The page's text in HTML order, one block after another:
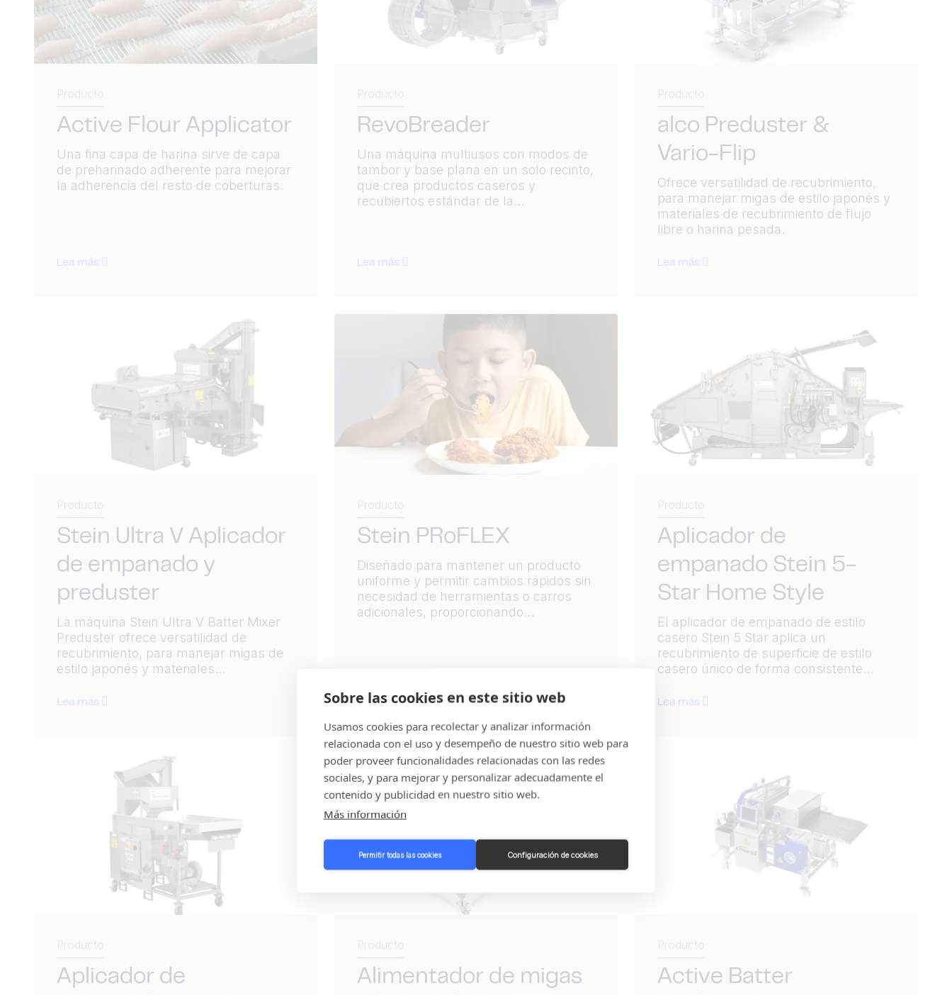
Sobre las cookies en este sitio web
Usamos cookies para recolectar y analizar información
relacionada con el uso y desempeño de nuestro sitio web para
poder proveer funcionalidades relacionadas con las redes
sociales, y para mejorar y personalizar adecuadamente el
contenido y publicidad en nuestro sitio web.
Más información
Permitir todas las cookies Configuración de cookies
Producto
Active Flour Applicator
Una fina capa de harina sirve de capa
de preharinado adherente para mejorar
la adherencia del resto de coberturas.
Lea más
Producto
RevoBreader
Una máquina multiusos con modos de
tambor y base plana en un solo recinto,
que crea productos caseros y
recubiertos estándar de la...
Lea más
Producto
alco Preduster &
Vario-Flip
Ofrece versatilidad de recubrimiento,
para manejar migas de estilo japonés y
materiales de recubrimiento de flujo
libre o harina pesada.
Lea más
Producto
Stein Ultra V Aplicador
de empanado y
preduster
La máquina Stein Ultra V Batter Mixer
Preduster ofrece versatilidad de
recubrimiento, para manejar migas de
estilo japonés y materiales...
Lea más
Producto
Stein PRoFLEX
Diseñado para mantener un producto
uniforme y permitir cambios rápidos sin
necesidad de herramientas o carros
adicionales, proporcionando...
Lea más
Producto
Aplicador de
empanado Stein 5-
Star Home Style
El aplicador de empanado de estilo
casero Stein 5 Star aplica un
recubrimiento de superficie de estilo
casero único de forma consistente...
Lea más
Producto
Aplicador de
Producto
Alimentador de migas
Producto
Active Batter